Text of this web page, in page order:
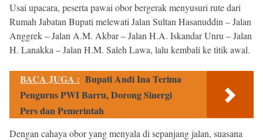
Usai upacara, peserta pawai obor bergerak menyusuri rute dari
Rumah Jabatan Bupati melewati Jalan Sultan Hasanuddin – Jalan
Anggrek – Jalan A.M. Akbar – Jalan H.A. Iskandar Unru – Jalan
H. Lanakka – Jalan H.M. Saleh Lawa, lalu kembali ke titik awal.
BACA JUGA : Bupati Andi Ina Terima
Pengurus PWI Barru, Dorong Sinergi
Pers dan Pemerintah
Dengan cahaya obor yang menyala di sepanjang jalan, suasana